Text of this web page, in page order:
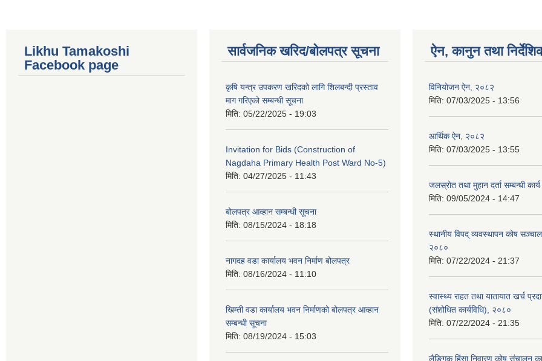
Likhu Tamakoshi
Facebook page
सार्वजनिक खरिद/बोलपत्र सूचना
कृषि यन्त्र उपकरण खरिदको लागि शिलबन्दी प्रस्ताव
माग गरिएको सम्बन्धी सूचना
मिति: 05/22/2025 - 19:03
Invitation for Bids (Construction of
Nagdaha Primary Health Post Ward No-5)
मिति: 04/27/2025 - 11:43
बोलपत्र आव्हान सम्बन्धी सूचना
मिति: 08/15/2024 - 18:18
नागदह वडा कार्यालय भवन निर्माण बोलपत्र
मिति: 08/16/2024 - 11:10
खिम्ती वडा कार्यालय भवन निर्माणको बोलपत्र आव्हान
सम्बन्धी सूचना
मिति: 08/19/2024 - 15:03
ऐन, कानुन तथा
विनियोजन ऐन, २०८२
मिति: 07/03/2025 - 13:56
आर्थिक ऐन, २०८२
मिति: 07/03/2025 - 13:55
जलस्रोत तथा मुहान दर्ता सम्बन्धी
मिति: 09/05/2024 - 14:47
स्थानीय विपद् व्यवस्थापन कोष
२०८०
मिति: 07/22/2024 - 21:37
स्वास्थ्य राहत तथा यातायात खर्च
(संशोधित कार्यविधि), २०८०
मिति: 07/22/2024 - 21:35
लैङ्गिक हिंसा निवारण कोष संचालन